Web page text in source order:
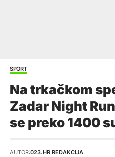
SPORT
Na trkačkom
Zadar Night
se preko 1400
AUTOR:023.HR REDAKCIJA